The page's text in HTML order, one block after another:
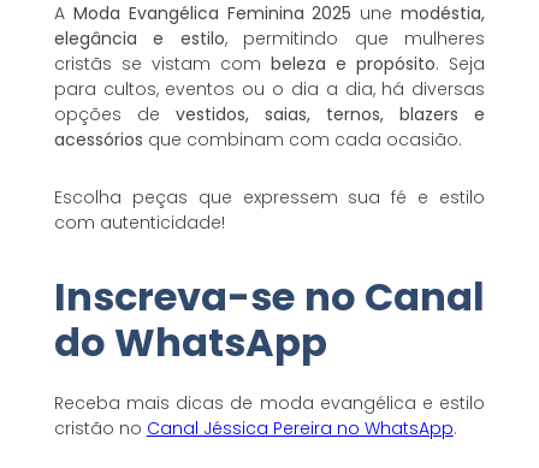
A Moda Evangélica Feminina 2025 unemodéstia,
elegância e estilo, permitindo que mulheres
cristãs se vistam combeleza e propósito. Seja
para cultos, eventos ou o dia a dia, há diversas
opções de vestidos, saias, ternos, blazers e
acessórios que combinam com cada ocasião.
Escolha peças que expressem sua fé e estilo
com autenticidade!
Inscreva-se no Canal
do WhatsApp
Receba mais dicas de moda evangélica e estilo
cristão no Canal Jéssica Pereira no WhatsApp.